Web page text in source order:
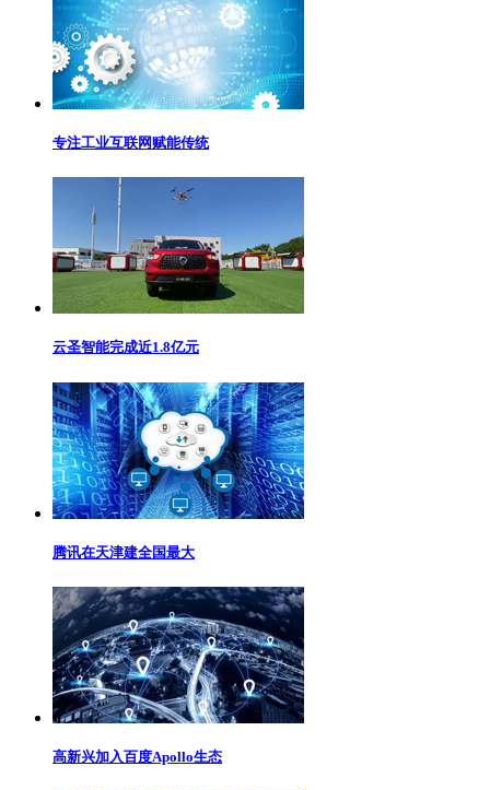
专注工业互联网赋能传统
云圣智能完成近1.8亿元
腾讯在天津建全国最大
高新兴加入百度Apollo生态